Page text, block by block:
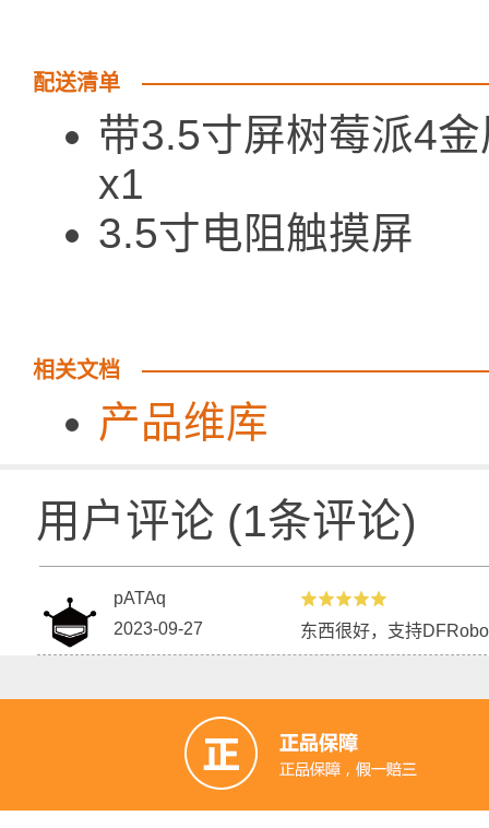
配送清单
带3.5寸屏
x1
3.5寸电
相关文档
产品维库
用户评论 (1条评论)
pATAq
2023-09-27
东西很好，支持